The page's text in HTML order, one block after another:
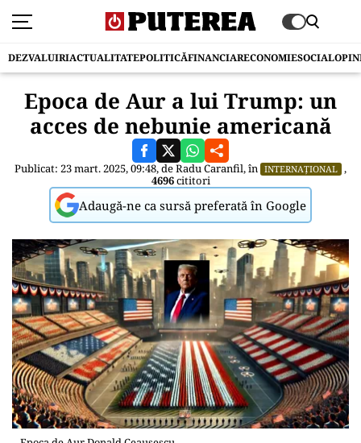
DEZVALUIRIACTUALITATEPOLITICĂFINANCIARECONOMIESOCIAL
Epoca de Aur a lui Trump: un
acces de nebunie americană
Publicat: 23 mart. 2025, 09:48, deRadu Caranfil, în INTERNAȚIONAL ,
4696cititori
Adaugă-ne ca sursă preferată în Google